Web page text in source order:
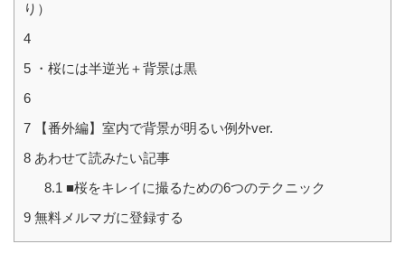
り）
4
5 ・桜には半逆光＋背景は黒
6
7 【番外編】室内で背景が明るい例外ver.
8 あわせて読みたい記事
8.1 ■桜をキレイに撮るための6つのテクニック
9 無料メルマガに登録する